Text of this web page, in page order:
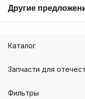
Другие
Каталог
Запчасти для
Фильтры